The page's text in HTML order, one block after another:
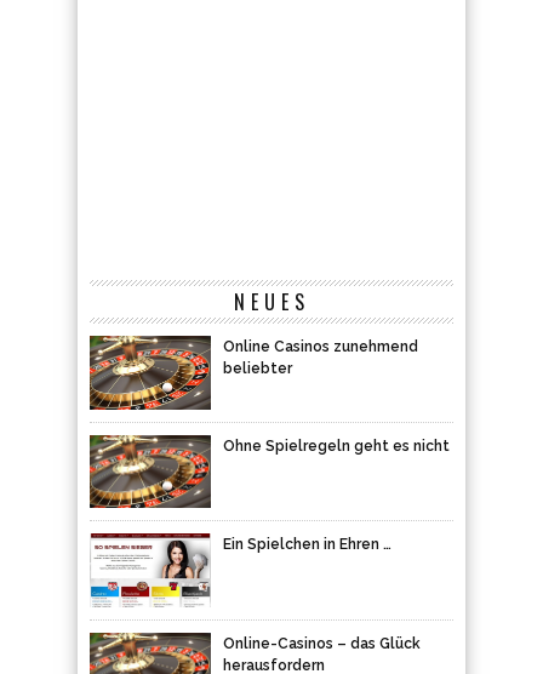
NEUES
Online Casinos zunehmend
beliebter
Ohne Spielregeln geht es nicht
Ein Spielchen in Ehren …
Online-Casinos – das Glück
herausfordern